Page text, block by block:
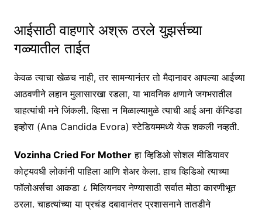
आईसाठी वाहणारे अश्रू ठरले युझर्सच्या
गळ्यातील ताईत
केवळ त्याचा खेळच नाही, तर सामन्यानंतर तो मैदानावर आपल्या आईच्या
आठवणीने लहान मुलासारखा रडला, या भावनिक क्षणाने जगभरातील
चाहत्यांची मने जिंकली. व्हिसा न मिळाल्यामुळे त्याची आई अना कॅन्डिडा
इव्होरा (Ana Candida Evora) स्टेडियममध्ये येऊ शकली नव्हती.
Vozinha Cried For Motherहा व्हिडिओ सोशल मीडियावर
कोट्यवधी लोकांनी पाहिला आणि शेअर केला. हाच व्हिडिओ त्याच्या
फॉलोअर्सचा आकडा ८ मिलियनवर नेण्यासाठी सर्वात मोठा कारणीभूत
ठरला. चाहत्यांच्या या प्रचंड दबावानंतर प्रशासनाने तातडीने